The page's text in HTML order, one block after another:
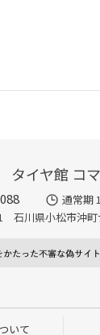
タイヤ館 コ
通常期
石川県小松市沖町
いて